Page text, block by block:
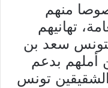
منهم
تهانيهم
سعد بن
أملهم بدعم
الشقيقين تونس